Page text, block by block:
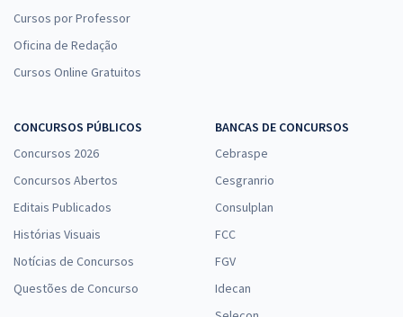
Cursos por Professor
Oficina de Redação
Cursos Online Gratuitos
CONCURSOS PÚBLICOS
Concursos 2026
Concursos Abertos
Editais Publicados
Histórias Visuais
Notícias de Concursos
Questões de Concurso
BANCAS DE CONCURSOS
Cebraspe
Cesgranrio
Consulplan
FCC
FGV
Idecan